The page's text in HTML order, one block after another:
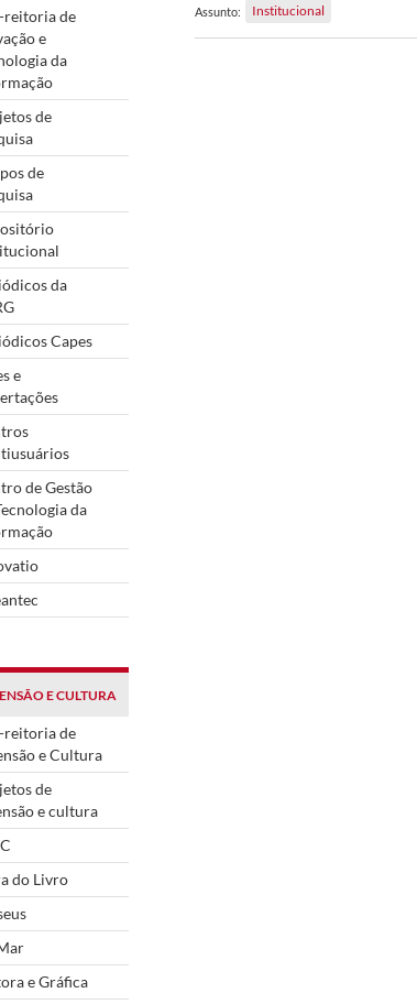
reitoria de
e
da
de
de
da
Capes
e
de Gestão
da
E CULTURA
reitoria de
e Cultura
de
e cultura
do Livro
e Gráfica
Assunto: Institucional